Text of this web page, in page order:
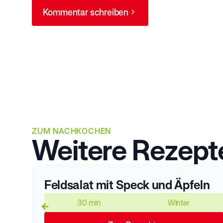
Kommentar schreiben
ZUM NACHKOCHEN
Weitere
Feldsalat mit Speck und Äpfeln
30 min Winter